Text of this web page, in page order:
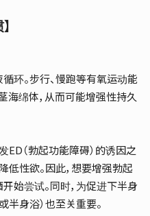
环。步行、慢跑等有氧运动能
绵体，从而可能增强性持久
ED（勃起功能障碍）的诱因之
低性欲。因此，想要增强勃起
始尝试。同时，为促进下半身
半身浴）也至关重要。